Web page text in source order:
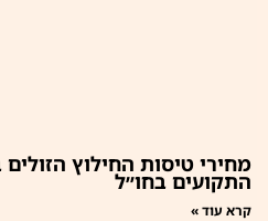
מחירי טיסות החילוץ
התקועים בחו״ל
קרא עוד »